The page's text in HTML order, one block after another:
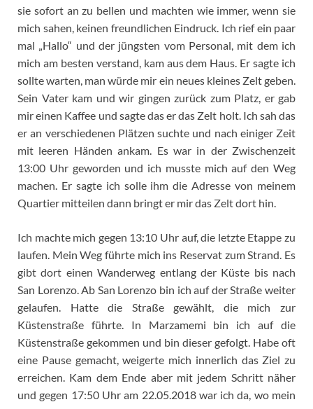
sie sofort an zu bellen und machten wie immer, wenn sie
mich sahen, keinen freundlichen Eindruck. Ich rief ein paar
mal „Hallo“ und der jüngsten vom Personal, mit dem ich
mich am besten verstand, kam aus dem Haus. Er sagte ich
sollte warten, man würde mir ein neues kleines Zelt geben.
Sein Vater kam und wir gingen zurück zum Platz, er gab
mir einen Kaffee und sagte das er das Zelt holt. Ich sah das
er an verschiedenen Plätzen suchte und nach einiger Zeit
mit leeren Händen ankam. Es war in der Zwischenzeit
13:00 Uhr geworden und ich musste mich auf den Weg
machen. Er sagte ich solle ihm die Adresse von meinem
Quartier mitteilen dann bringt er mir das Zelt dort hin.
Ich machte mich gegen 13:10 Uhr auf, die letzte Etappe zu
laufen. Mein Weg führte mich ins Reservat zum Strand. Es
gibt dort einen Wanderweg entlang der Küste bis nach
San Lorenzo. Ab San Lorenzo bin ich auf der Straße weiter
gelaufen. Hatte die Straße gewählt, die mich zur
Küstenstraße führte. In Marzamemi bin ich auf die
Küstenstraße gekommen und bin dieser gefolgt. Habe oft
eine Pause gemacht, weigerte mich innerlich das Ziel zu
erreichen. Kam dem Ende aber mit jedem Schritt näher
und gegen 17:50 Uhr am 22.05.2018 war ich da, wo mein